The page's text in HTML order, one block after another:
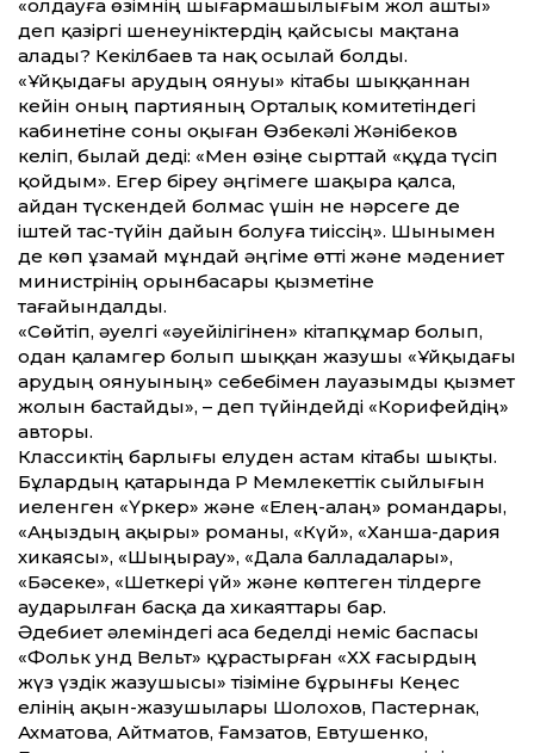
«Қолдауға өзімнің шығармашылығым жол ашты»
деп қазіргі шенеуніктердің қайсысы мақтана
алады? Кекілбаев та нақ осылай болды.
«Ұйқыдағы арудың оянуы» кітабы шыққаннан
кейін оның партияның Орталық комитетіндегі
кабинетіне соны оқыған Өзбекәлі Жәнібеков
келіп, былай деді: «Мен өзіңе сырттай «құда түсіп
қойдым». Егер біреу әңгімеге шақыра қалса,
айдан түскендей болмас үшін не нәрсеге де
іштей тас-түйін дайын болуға тиіссің». Шынымен
де көп ұзамай мұндай әңгіме өтті және мәдениет
министрінің орынбасары қызметіне
тағайындалды.
«Сөйтіп, әуелгі «әуейілігінен» кітапқұмар болып,
одан қаламгер болып шыққан жазушы «Ұйқыдағы
арудың оянуының» себебімен лауазымды қызмет
жолын бастайды», – деп түйіндейді «Корифейдің»
авторы.
Классиктің барлығы елуден астам кітабы шықты.
Бұлардың қатарында ҚР Мемлекеттік сыйлығын
иеленген «Үркер» және «Елең-алаң» романдары,
«Аңыздың ақыры» романы, «Күй», «Ханша-дария
хикаясы», «Шыңырау», «Дала балладалары»,
«Бәсеке», «Шеткері үй» және көптеген тілдерге
аударылған басқа да хикаяттары бар.
Әдебиет әлеміндегі аса беделді неміс баспасы
«Фольк унд Вельт» құрастырған «ХХ ғасырдың
жүз үздік жазушысы» тізіміне бұрынғы Кеңес
елінің ақын-жазушылары Шолохов, Пастернак,
Ахматова, Айтматов, Ғамзатов, Евтушенко,